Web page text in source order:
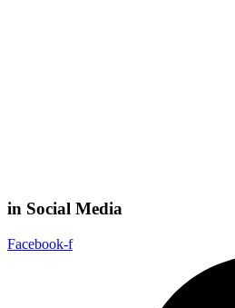
in Social Media
Facebook-f